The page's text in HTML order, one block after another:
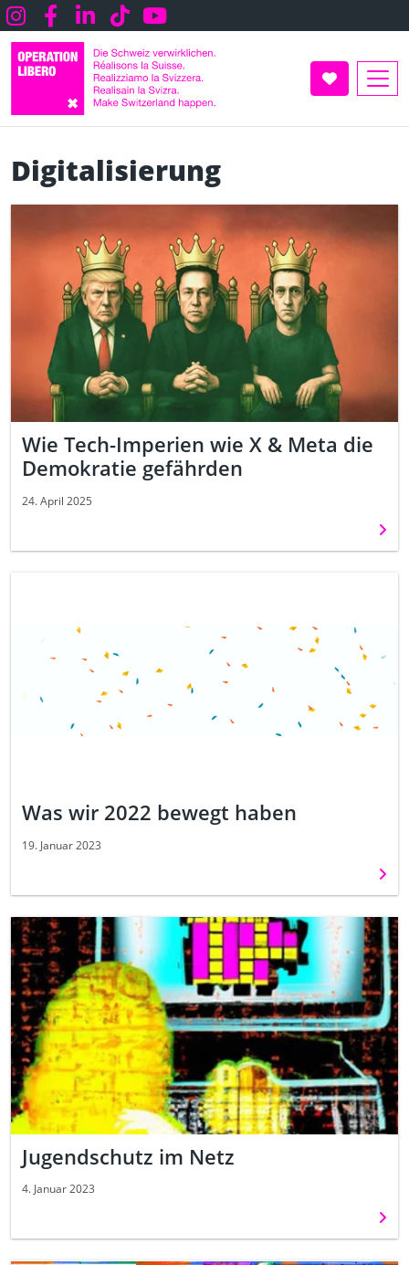
Direkt
zum
Inhalt
Instagram
FacebookLInkedin
TikTokYoutube
Digitalisierung
Wie Tech-Imperien wie X & Meta die
Demokratie gefährden
24. April 2025
Was wir 2022 bewegt haben
19. Januar 2023
Jugendschutz im Netz
4. Januar 2023